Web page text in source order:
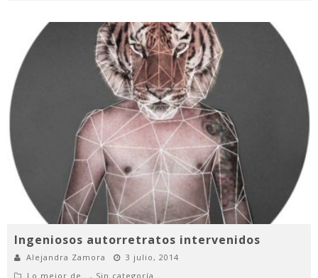
Ingeniosos autorretratos intervenidos
Alejandra Zamora
3 julio, 2014
Lo mejor de..., Sin categoría